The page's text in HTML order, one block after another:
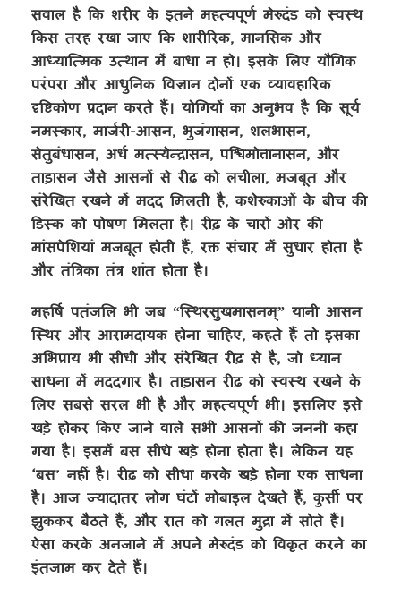
सवाल है कि शरीर के इतने महत्वपूर्ण मेरुदंड को स्वस्थ
किस तरह रखा जाए कि शारीरिक, मानसिक और
आध्यात्मिक उत्थान में बाधा न हो। इसके लिए यौगिक
परंपरा और आधुनिक विज्ञान दोनों एक व्यावहारिक
दृष्टिकोण प्रदान करते हैं। योगियों का अनुभव है कि सूर्य
नमस्कार, मार्जरी-आसन, भुजंगासन, शलभासन,
सेतुबंधासन, अर्ध मत्स्येन्द्रासन, पश्चिमोत्तानासन, और
ताड़ासन जैसे आसनों से रीढ़ को लचीला, मजबूत और
संरेखित रखने में मदद मिलती है, कशेरुकाओं के बीच की
डिस्क को पोषण मिलता है। रीढ़ के चारों ओर की
मांसपेशियां मजबूत होती हैं, रक्त संचार में सुधार होता है
और तंत्रिका तंत्र शांत होता है।
महर्षि पतंजलि भी जब “स्थिरसुखमासनम्” यानी आसन
स्थिर और आरामदायक होना चाहिए, कहते हैं तो इसका
अभिप्राय भी सीधी और संरेखित रीढ़ से है, जो ध्यान
साधना में मददगार है। ताड़ासन रीढ़ को स्वस्थ रखने के
लिए सबसे सरल भी है और महत्वपूर्ण भी। इसलिए इसे
खड़े होकर किए जाने वाले सभी आसनों की जननी कहा
गया है। इसमें बस सीधे खड़े होना होता है। लेकिन यह
‘बस’ नहीं है। रीढ़ को सीधा करके खड़े होना एक साधना
है। आज ज्यादातर लोग घंटों मोबाइल देखते हैं, कुर्सी पर
झुककर बैठते हैं, और रात को गलत मुद्रा में सोते हैं।
ऐसा करके अनजाने में अपने मेरुदंड को विकृत करने का
इंतजाम कर देते हैं।